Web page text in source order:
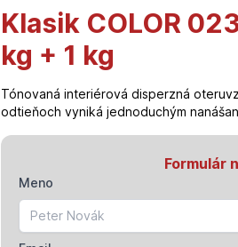
Klasik COLOR
kg + 1 kg
Tónovaná interiérová disperzná
odtieňoch vyniká jednoduchým
Formulár
Meno